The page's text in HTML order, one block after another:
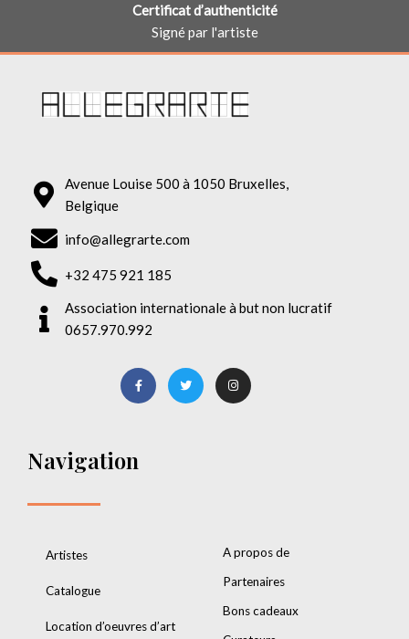
Certificat d’authenticité
Signé par l'artiste
Avenue Louise 500 à 1050 Bruxelles,
Belgique
info@allegrarte.com
+32 475 921 185
Association internationale à but non lucratif
0657.970.992
Navigation
Artistes
Catalogue
Location d’oeuvres d’art
A propos de
Partenaires
Bons cadeaux